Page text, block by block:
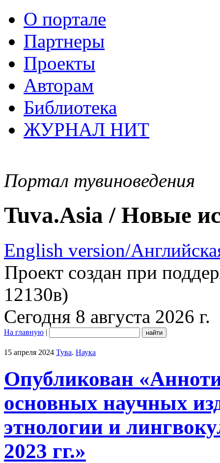
О портале
Партнеры
Проекты
Авторам
Библиотека
ЖУРНАЛ НИТ
Портал тувиноведения
Tuva.Asia / Новые
English version/
Проект создан при
12130в)
Сегодня 8 августа 2026 г.
На главную |
15 апреля 2024 Тува. Наука
Опубликован
основных научных
этнологии и
2023 гг.»